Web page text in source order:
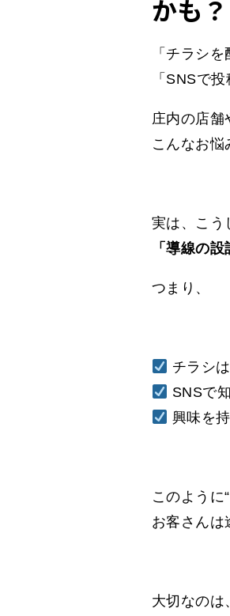
かも？
「チラシ
「SNSで
庄内の店舗
こんなお悩
実は、こう
「導線の
つまり、
チラシ
SNSで
興味を
このように
お客さんは
大切なのは